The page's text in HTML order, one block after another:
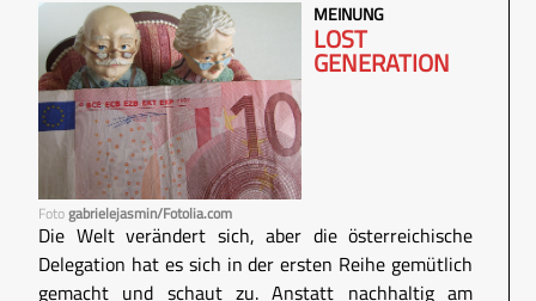
Fotogabrielejasmin/Fotolia.com
MEINUNG
LOST
GENERATION
Die Welt verändert sich, aber die österreichische
Delegation hat es sich in der ersten Reihe gemütlich
gemacht und schaut zu. Anstatt nachhaltig am